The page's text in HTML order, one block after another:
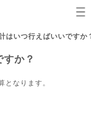
はいつ行えばいいですか
か？
となります。